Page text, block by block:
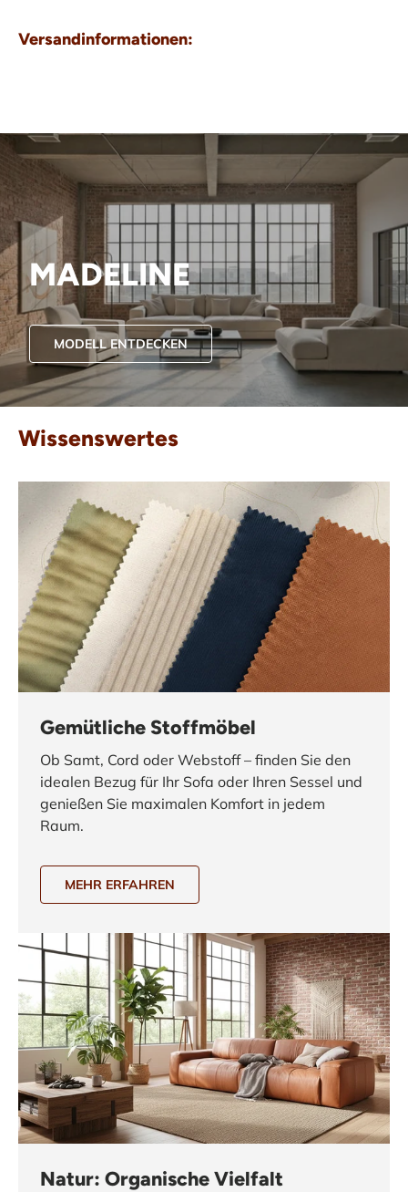
Versandinformationen:
MADELINE
MODELL ENTDECKEN
Wissenswertes
Gemütliche Stoffmöbel
Ob Samt, Cord oder Webstoff – finden Sie den
idealen Bezug für Ihr Sofa oder Ihren Sessel und
genießen Sie maximalen Komfort in jedem
Raum.
MEHR ERFAHREN
Natur: Organische Vielfalt